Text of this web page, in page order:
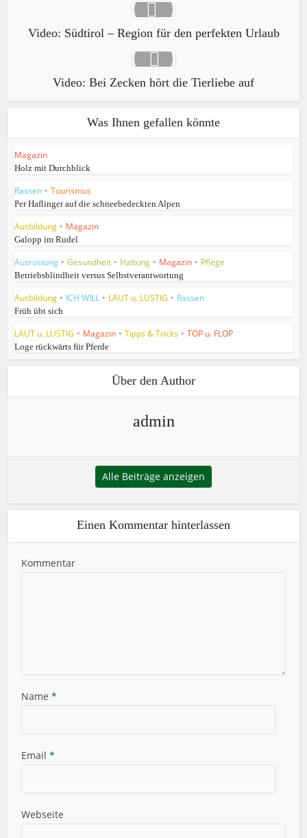
Video: Südtirol – Region für den perfekten Urlaub
Video: Bei Zecken hört die Tierliebe auf
Was Ihnen gefallen könnte
Magazin
Holz mit Durchblick
Rassen • Tourismus
Per Haflinger auf die schneebedeckten Alpen
Ausbildung • Magazin
Galopp im Rudel
Ausrüstung • Gesundheit • Haltung • Magazin • Pflege
Betriebsblindheit versus Selbstverantwortung
Ausbildung • ICH WILL • LAUT u. LUSTIG • Rassen
Früh übt sich
LAUT u. LUSTIG • Magazin • Tipps & Tricks • TOP u. FLOP
Loge rückwärts für Pferde
Über den Author
admin
Alle Beiträge anzeigen
Einen Kommentar hinterlassen
Kommentar
Name *
Email *
Webseite